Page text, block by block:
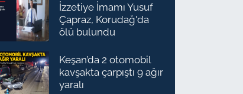
İzzetiye İmamı Yusuf
Çapraz, Korudağ'da
ölü bulundu
Keşan’da 2 otomobil
kavşakta çarpıştı 9 ağır
yaralı